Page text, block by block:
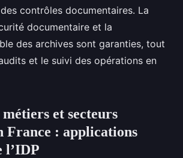
contrôles documentaires. La
documentaire et la
des archives sont garanties, tout
et le suivi des opérations en
métiers et secteurs
France : applications
l’IDP